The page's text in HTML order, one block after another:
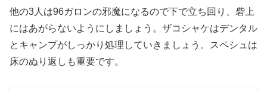
他の3人は96ガロンの邪魔になるので下で立ち回り、砦上
にはあがらないようにしましょう。ザコシャケはデンタル
とキャンプがしっかり処理していきましょう。スペシュは
床のぬり返しも重要です。